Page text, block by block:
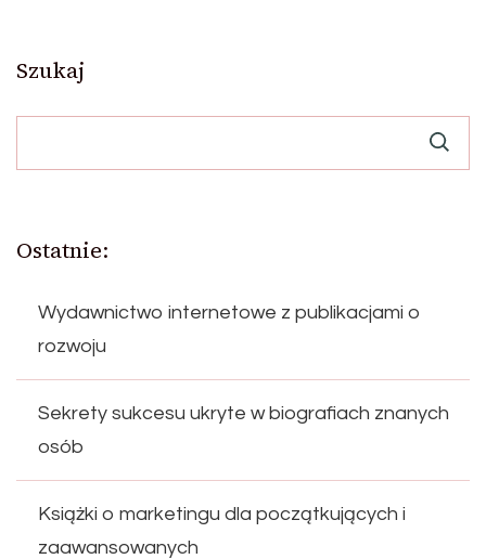
Szukaj
Ostatnie:
Wydawnictwo internetowe z publikacjami o
rozwoju
Sekrety sukcesu ukryte w biografiach znanych
osób
Książki o marketingu dla początkujących i
zaawansowanych